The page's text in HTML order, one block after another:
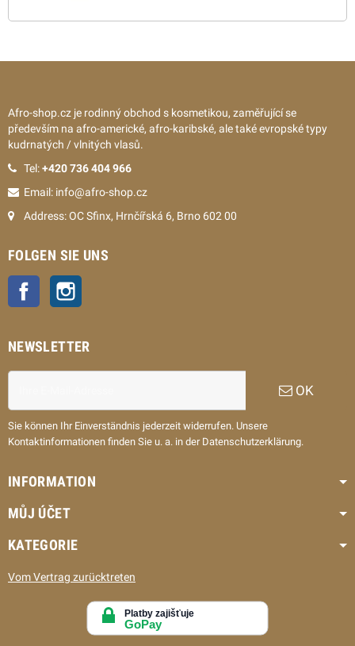
Afro-shop.cz je rodinný obchod s kosmetikou, zaměřující se
především na afro-americké, afro-karibské, ale také evropské typy
kudrnatých / vlnitých vlasů.
Tel:+420 736 404 966
Email: info@afro-shop.cz
Address: OC Sfinx, Hrnčířská 6, Brno 602 00
FOLGEN SIE UNS
Facebook
NEWSLETTER
OK
Sie können Ihr Einverständnis jederzeit widerrufen. Unsere
Kontaktinformationen finden Sie u. a. in der Datenschutzerklärung.
INFORMATION
MŮJ ÚČET
KATEGORIE
Vom Vertrag zurücktreten